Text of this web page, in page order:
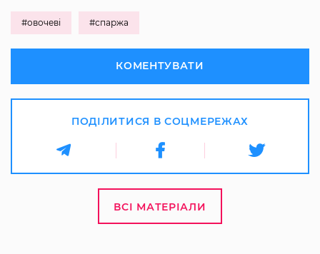
#овочеві #спаржа
КОМЕНТУВАТИ
ПОДІЛИТИСЯ В СОЦМЕРЕЖАХ
ВСІ МАТЕРІАЛИ